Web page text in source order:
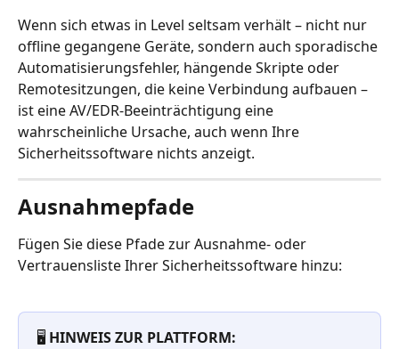
Wenn sich etwas in Level seltsam verhält – nicht nur
offline gegangene Geräte, sondern auch sporadische
Automatisierungsfehler, hängende Skripte oder
Remotesitzungen, die keine Verbindung aufbauen –
ist eine AV/EDR-Beeinträchtigung eine
wahrscheinliche Ursache, auch wenn Ihre
Sicherheitssoftware nichts anzeigt.
Ausnahmepfade
Fügen Sie diese Pfade zur Ausnahme- oder
Vertrauensliste Ihrer Sicherheitssoftware hinzu:
🖥️ HINWEIS ZUR PLATTFORM: